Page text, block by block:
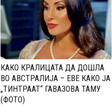
КАКО КРАЛИЦАТА ДА ДОШЛА
ВО АВСТРАЛИЈА – ЕВЕ КАКО ЈА
„ТИНТРААТ“ ГАВАЗОВА ТАМУ
(ФОТО)